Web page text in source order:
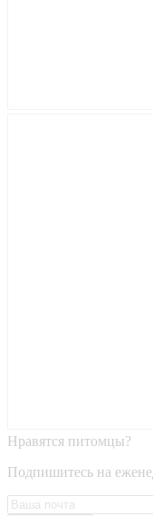
Нравятся питомцы?
Подпишитесь на